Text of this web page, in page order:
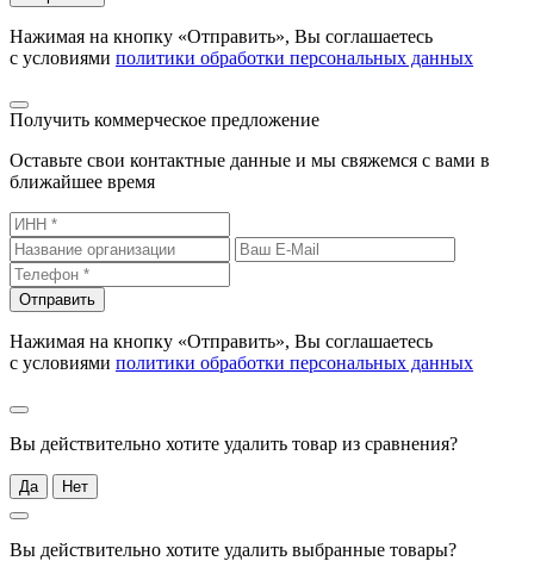
Нажимая на кнопку «Отправить», Вы соглашаетесь
с условиями политики обработки персональных данных
Получить коммерческое предложение
Оставьте свои контактные данные и мы свяжемся с вами в
ближайшее время
Отправить
Нажимая на кнопку «Отправить», Вы соглашаетесь
с условиями политики обработки персональных данных
Вы действительно хотите удалить товар из сравнения?
Да Нет
Вы действительно хотите удалить выбранные товары?